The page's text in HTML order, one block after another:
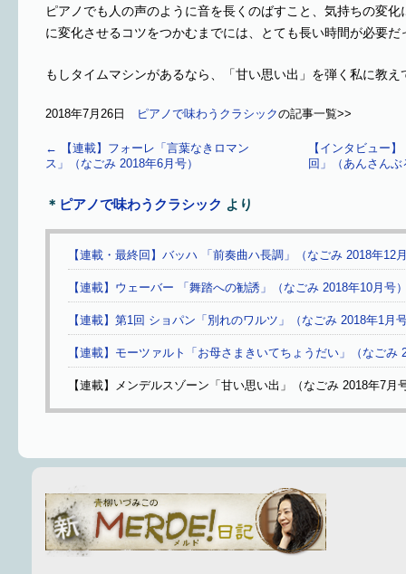
ピアノでも人の声のように音を長くのばすこと、気持ちの変
に変化させるコツをつかむまでには、とても長い時間が必要だ
もしタイムマシンがあるなら、「甘い思い出」を弾く私に教
2018年7月26日 ピアノで味わうクラシックの記事一覧>>
←
【連載】フォーレ「言葉なきロマン
ス」（なごみ 2018年6月号）
【インタビュー
回」（あんさん
＊ ピアノで味わうクラシック より
【連載・最終回】バッハ 「前奏曲ハ長調」（なごみ 2018年12
【連載】ウェーバー 「舞踏への勧誘」（なごみ 2018年10月号
【連載】第1回 ショパン「別れのワルツ」（なごみ 2018年1月
【連載】モーツァルト「お母さまきいてちょうだい」（なごみ
【連載】メンデルスゾーン「甘い思い出」（なごみ 2018年7月